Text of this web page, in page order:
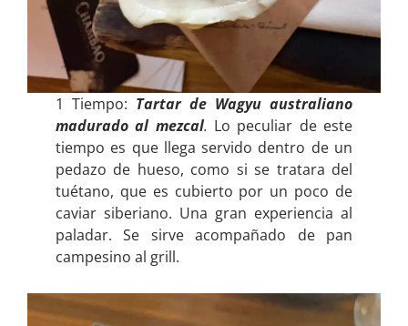
1 Tiempo: Tartar de Wagyu australiano
madurado al mezcal. Lo peculiar de este
tiempo es que llega servido dentro de un
pedazo de hueso, como si se tratara del
tuétano, que es cubierto por un poco de
caviar siberiano. Una gran experiencia al
paladar. Se sirve acompañado de pan
campesino al grill.